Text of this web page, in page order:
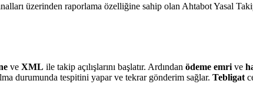
üzerinden raporlama özelliğine sahip olan Ahtabot Yasal
ve XML ile takip açılışlarını başlatır. Ardından ödeme emri ve
durumunda tespitini yapar ve tekrar gönderim sağlar. Tebligat